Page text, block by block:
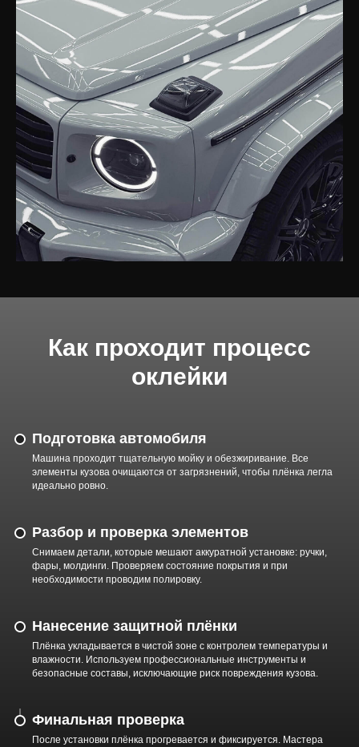
Как проходит процесс
оклейки
Подготовка автомобиля
Машина проходит тщательную мойку и обезжиривание. Все
элементы кузова очищаются от загрязнений, чтобы плёнка легла
идеально ровно.
Разбор и проверка элементов
Снимаем детали, которые мешают аккуратной установке: ручки,
фары, молдинги. Проверяем состояние покрытия и при
необходимости проводим полировку.
Нанесение защитной плёнки
Плёнка укладывается в чистой зоне с контролем температуры и
влажности. Используем профессиональные инструменты и
безопасные составы, исключающие риск повреждения кузова.
Финальная проверка
После установки плёнка прогревается и фиксируется. Мастера